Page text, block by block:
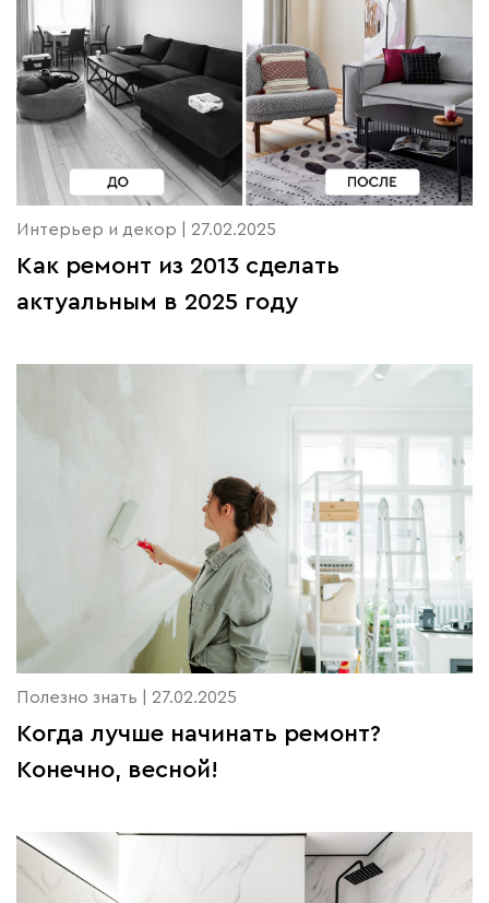
Интерьер и декор | 27.02.2025
Как ремонт из 2013 сделать
актуальным в 2025 году
Полезно знать | 27.02.2025
Когда лучше начинать ремонт?
Конечно, весной!